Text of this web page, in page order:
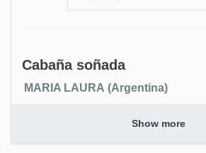
Cabaña soñada
MARIA LAURA (Argentina)
Hermosa cabaña, cómoda,
lugar muy tranquilo, con todas las
Show more